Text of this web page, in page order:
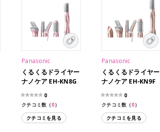
Panasonic
くるくるドライヤー
ナノケア EH-KN8G
0
クチコミ数（0）
クチコミを見る
Panasonic
くるくるドライヤー
ナノケア EH-KN9F
0
クチコミ数（0）
クチコミを見る